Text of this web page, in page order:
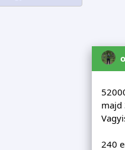
majd
240